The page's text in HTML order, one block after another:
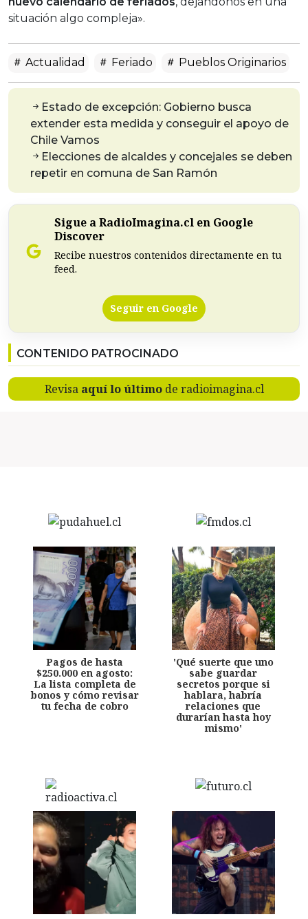
situación algo compleja».
Actualidad Feriado Pueblos Originarios
Estado de excepción: Gobierno busca
extender esta medida y conseguir el apoyo de
Chile Vamos
Elecciones de alcaldes y concejales se deben
repetir en comuna de San Ramón
Sigue a RadioImagina.cl en Google
Discover
Recibe nuestros contenidos directamente en tu
feed.
Seguir en Google
CONTENIDO PATROCINADO
Revisa aquí lo últimode radioimagina.cl
Pagos de hasta
$250.000 en agosto:
La lista completa de
bonos y cómo revisar
tu fecha de cobro
'Qué suerte que uno
sabe guardar
secretos porque si
hablara, habría
relaciones que
durarían hasta hoy
mismo'